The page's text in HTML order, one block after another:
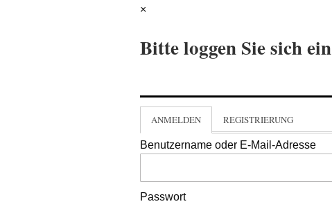
×
Bitte loggen Sie sich ein
ANMELDEN REGISTRIERUNG
Benutzername oder E-Mail-Adresse
Passwort